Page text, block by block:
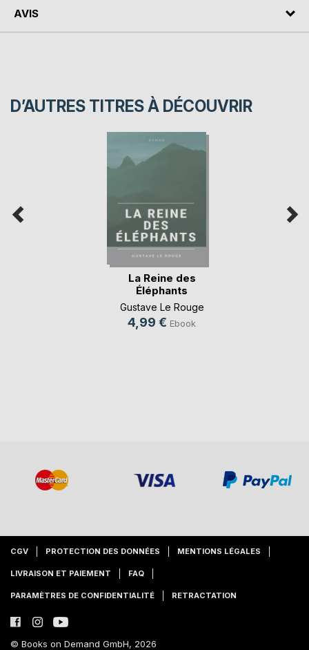
AVIS
D’AUTRES TITRES À DÉCOUVRIR
La Reine des
Éléphants
Gustave Le Rouge
4,99 € Ebook
CGV PROTECTION DES DONNÉES MENTIONS LÉGALES
LIVRAISON ET PAIEMENT FAQ
PARAMÈTRES DE CONFIDENTIALITÉ RETRACTATION
© Books on Demand GmbH, 2026